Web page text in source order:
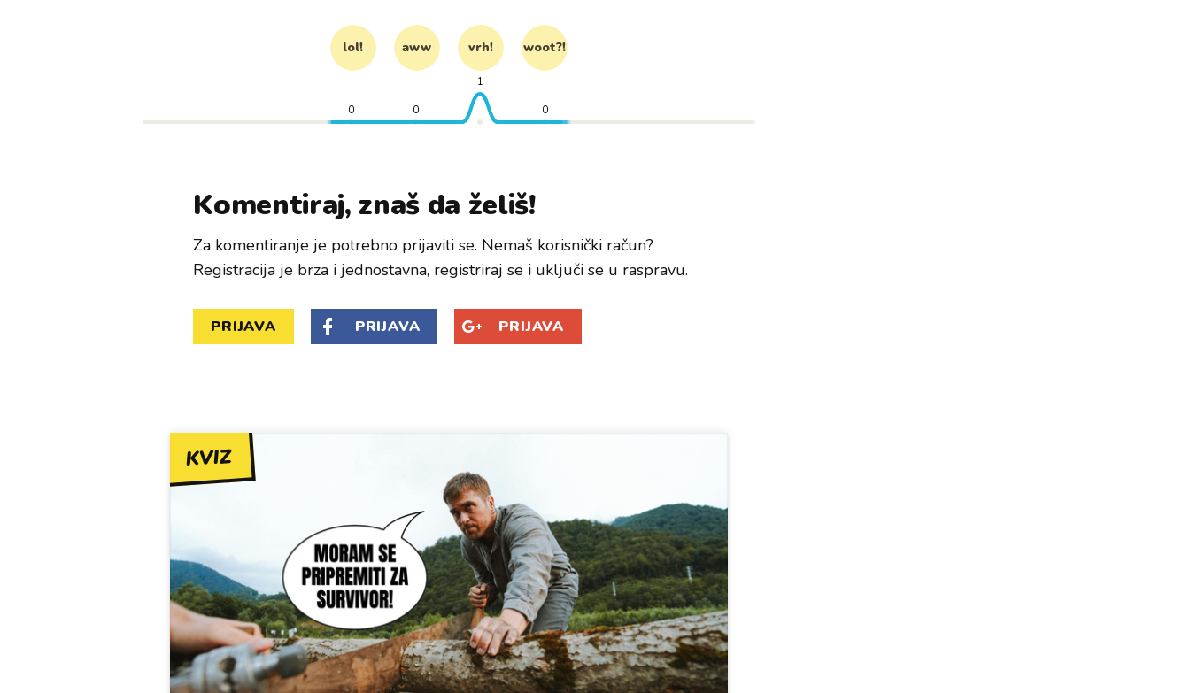
lol! aww vrh! woot?!
0 0
1
0
Komentiraj, znaš da želiš!
Za komentiranje je potrebno prijaviti se. Nemaš korisnički račun?
Registracija je brza i jednostavna, registriraj se i uključi se u raspravu.
PRIJAVA PRIJAVA PRIJAVA
KVIZ